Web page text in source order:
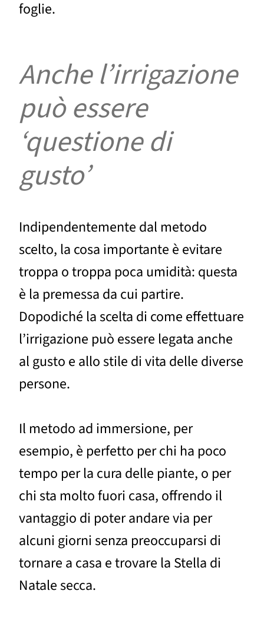
foglie.
Anche l’irrigazione
può essere
‘questione di
gusto’
Indipendentemente dal metodo
scelto, la cosa importante è evitare
troppa o troppa poca umidità: questa
è la premessa da cui partire.
Dopodiché la scelta di come effettuare
l’irrigazione può essere legata anche
al gusto e allo stile di vita delle diverse
persone.
Il metodo ad immersione, per
esempio, è perfetto per chi ha poco
tempo per la cura delle piante, o per
chi sta molto fuori casa, offrendo il
vantaggio di poter andare via per
alcuni giorni senza preoccuparsi di
tornare a casa e trovare la Stella di
Natale secca.